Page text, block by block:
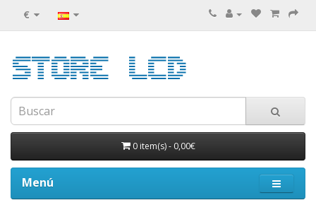
€
0 item(s)- 0,00€
Menú